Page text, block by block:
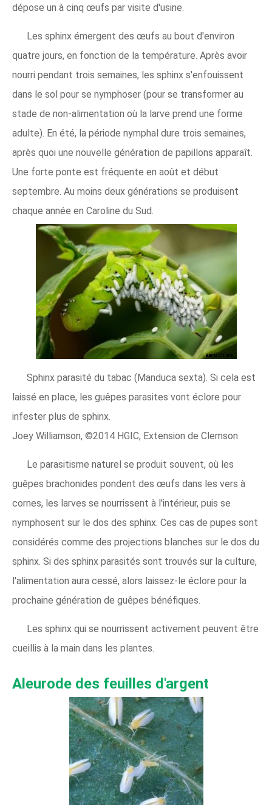
dépose un à cinq œufs par visite d'usine.
Les sphinx émergent des œufs au bout d'environ
quatre jours, en fonction de la température. Après avoir
nourri pendant trois semaines, les sphinx s'enfouissent
dans le sol pour se nymphoser (pour se transformer au
stade de non-alimentation où la larve prend une forme
adulte). En été, la période nymphal dure trois semaines,
après quoi une nouvelle génération de papillons apparaît.
Une forte ponte est fréquente en août et début
septembre. Au moins deux générations se produisent
chaque année en Caroline du Sud.
Sphinx parasité du tabac (Manduca sexta). Si cela est
laissé en place, les guêpes parasites vont éclore pour
infester plus de sphinx.
Joey Williamson, ©2014 HGIC, Extension de Clemson
Le parasitisme naturel se produit souvent, où les
guêpes brachonides pondent des œufs dans les vers à
cornes, les larves se nourrissent à l'intérieur, puis se
nymphosent sur le dos des sphinx. Ces cas de pupes sont
considérés comme des projections blanches sur le dos du
sphinx. Si des sphinx parasités sont trouvés sur la culture,
l'alimentation aura cessé, alors laissez-le éclore pour la
prochaine génération de guêpes bénéfiques.
Les sphinx qui se nourrissent activement peuvent être
cueillis à la main dans les plantes.
Aleurode des feuilles d'argent